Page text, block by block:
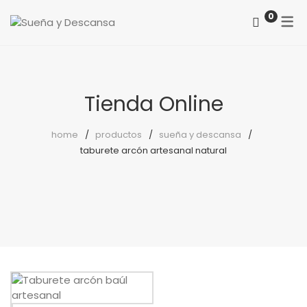
PREGUNTAS FRECUENTES
Sillas
0
Tienda Online
home productos
sueña y descansa
taburete arcón artesanal natural